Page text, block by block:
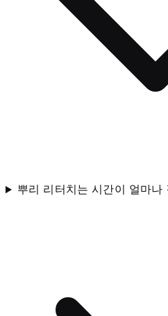
뿌리 리터치는 시간이 얼마나